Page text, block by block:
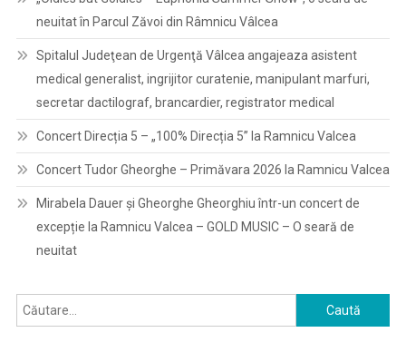
neuitat în Parcul Zăvoi din Râmnicu Vâlcea
Spitalul Judeţean de Urgenţă Vâlcea angajeaza asistent
medical generalist, ingrijitor curatenie, manipulant marfuri,
secretar dactilograf, brancardier, registrator medical
Concert Direcția 5 – „100% Direcția 5” la Ramnicu Valcea
Concert Tudor Gheorghe – Primăvara 2026 la Ramnicu Valcea
Mirabela Dauer și Gheorghe Gheorghiu într-un concert de
excepție la Ramnicu Valcea – GOLD MUSIC – O seară de
neuitat
Caută
după: